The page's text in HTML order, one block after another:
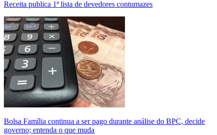
Receita publica 1ª lista de devedores contumazes
Bolsa Família continua a ser pago durante análise do BPC, decide
governo; entenda o que muda